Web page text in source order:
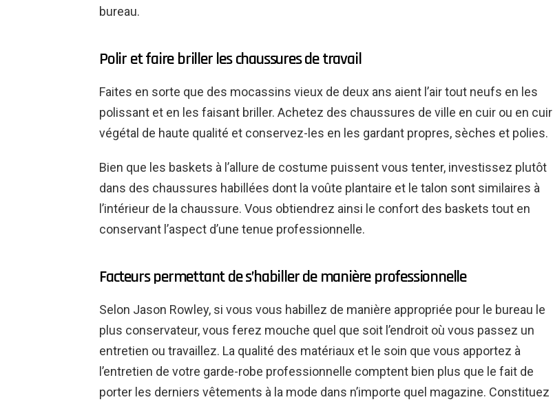
bureau.
Polir et faire briller les chaussures de travail
Faites en sorte que des mocassins vieux de deux ans aient l’air tout neufs en les
polissant et en les faisant briller. Achetez des chaussures de ville en cuir ou en cuir
végétal de haute qualité et conservez-les en les gardant propres, sèches et polies.
Bien que les baskets à l’allure de costume puissent vous tenter, investissez plutôt
dans des chaussures habillées dont la voûte plantaire et le talon sont similaires à
l’intérieur de la chaussure. Vous obtiendrez ainsi le confort des baskets tout en
conservant l’aspect d’une tenue professionnelle.
Facteurs permettant de s’habiller de manière professionnelle
Selon Jason Rowley, si vous vous habillez de manière appropriée pour le bureau le
plus conservateur, vous ferez mouche quel que soit l’endroit où vous passez un
entretien ou travaillez. La qualité des matériaux et le soin que vous apportez à
l’entretien de votre garde-robe professionnelle comptent bien plus que le fait de
porter les derniers vêtements à la mode dans n’importe quel magazine. Constituez